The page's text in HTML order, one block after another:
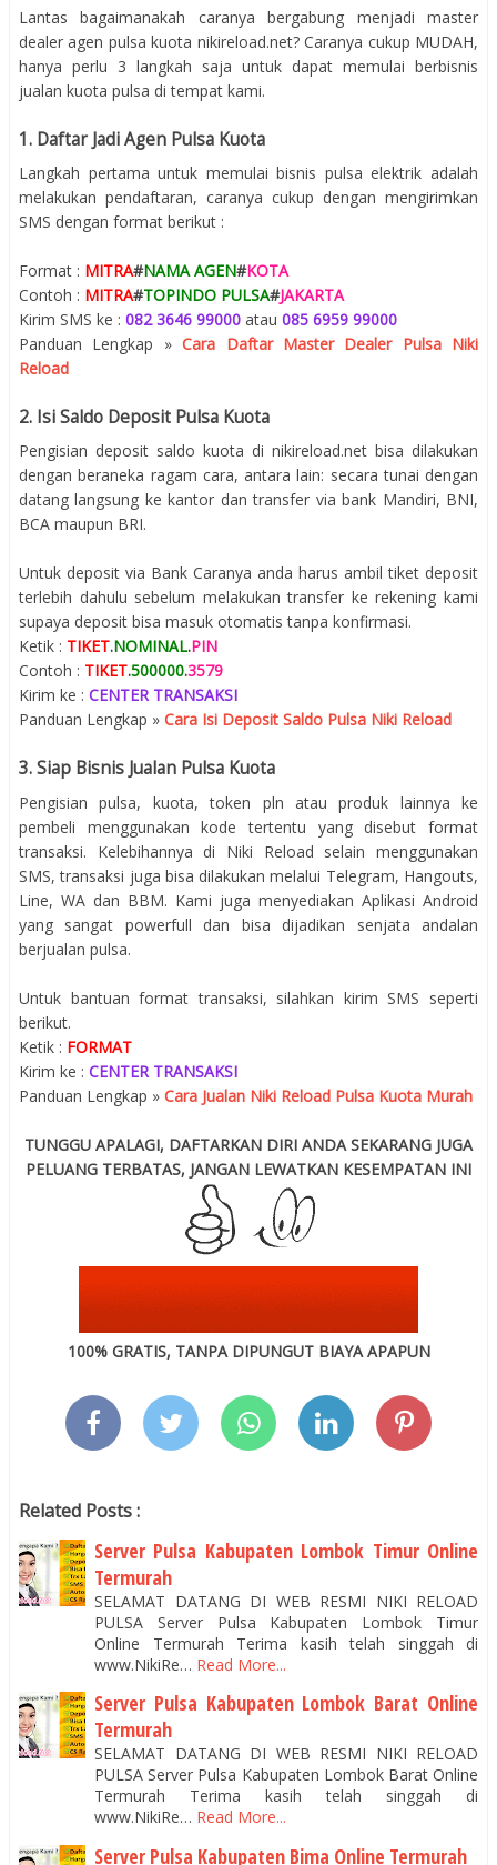
Lantas bagaimanakah caranya bergabung menjadi master
dealer agen pulsa kuota nikireload.net? Caranya cukup MUDAH,
hanya perlu 3 langkah saja untuk dapat memulai berbisnis
jualan kuota pulsa di tempat kami.
1. Daftar Jadi Agen Pulsa Kuota
Langkah pertama untuk memulai bisnis pulsa elektrik adalah
melakukan pendaftaran, caranya cukup dengan mengirimkan
SMS dengan format berikut :
Format : MITRA#NAMA AGEN#KOTA
Contoh : MITRA#TOPINDO PULSA#JAKARTA
Kirim SMS ke : 082 3646 99000 atau 085 6959 99000
Panduan Lengkap »Cara Daftar Master Dealer Pulsa Niki
Reload
2. Isi Saldo Deposit Pulsa Kuota
Pengisian deposit saldo kuota di nikireload.net bisa dilakukan
dengan beraneka ragam cara, antara lain: secara tunai dengan
datang langsung ke kantor dan transfer via bank Mandiri, BNI,
BCA maupun BRI.
Untuk deposit via Bank Caranya anda harus ambil tiket deposit
terlebih dahulu sebelum melakukan transfer ke rekening kami
supaya deposit bisa masuk otomatis tanpa konfirmasi.
Ketik : TIKET.NOMINAL.PIN
Contoh : TIKET.500000.3579
Kirim ke : CENTER TRANSAKSI
Panduan Lengkap » Cara Isi Deposit Saldo Pulsa Niki Reload
3. Siap Bisnis Jualan Pulsa Kuota
Pengisian pulsa, kuota, token pln atau produk lainnya ke
pembeli menggunakan kode tertentu yang disebut format
transaksi. Kelebihannya di Niki Reload selain menggunakan
SMS, transaksi juga bisa dilakukan melalui Telegram, Hangouts,
Line, WA dan BBM. Kami juga menyediakan Aplikasi Android
yang sangat powerfull dan bisa dijadikan senjata andalan
berjualan pulsa.
Untuk bantuan format transaksi, silahkan kirim SMS seperti
berikut.
Ketik : FORMAT
Kirim ke : CENTER TRANSAKSI
Panduan Lengkap » Cara Jualan Niki Reload Pulsa Kuota Murah
TUNGGU APALAGI, DAFTARKAN DIRI ANDA SEKARANG JUGA
PELUANG TERBATAS, JANGAN LEWATKAN KESEMPATAN INI
100% GRATIS, TANPA DIPUNGUT BIAYA APAPUN
Related Posts :
Server Pulsa Kabupaten Lombok Timur Online
Termurah
SELAMAT DATANG DI WEB RESMI NIKI RELOAD
PULSA Server Pulsa Kabupaten Lombok Timur
Online Termurah Terima kasih telah singgah di
www.NikiRe… Read More...
Server Pulsa Kabupaten Lombok Barat Online
Termurah
SELAMAT DATANG DI WEB RESMI NIKI RELOAD
PULSA Server Pulsa Kabupaten Lombok Barat Online
Termurah Terima kasih telah singgah di
www.NikiRe… Read More...
Server Pulsa Kabupaten Bima Online Termurah